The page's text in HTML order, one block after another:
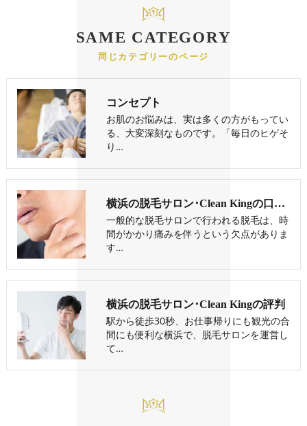
同じカテゴリーのページ
SAME CATEGORY
コンセプト
お肌のお悩みは、実は多くの方がもってい
る、大変深刻なものです。「毎日のヒゲそ
り…
横浜の脱毛サロン･Clean Kingの口コミ情報
一般的な脱毛サロンで行われる脱毛は、時
間がかかり痛みを伴うという欠点がありま
す…
横浜の脱毛サロン･Clean Kingの評判
駅から徒歩30秒、お仕事帰りにも観光の合
間にも便利な横浜で、脱毛サロンを運営し
て…